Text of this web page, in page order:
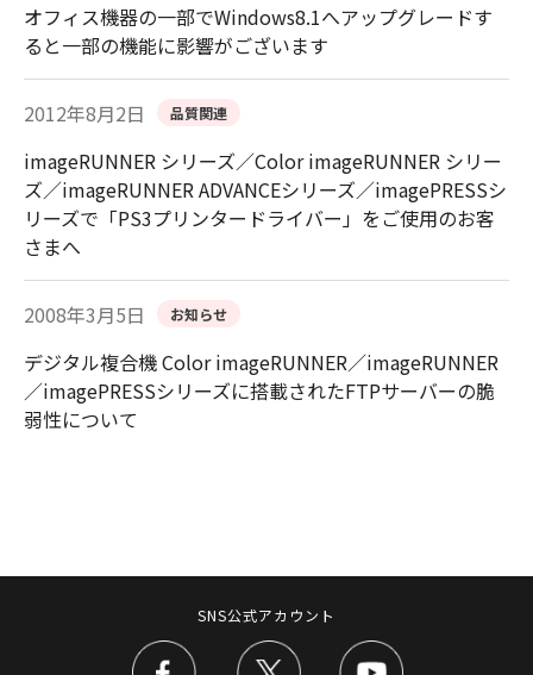
オフィス機器の一部でWindows8.1へアップグレードす
ると一部の機能に影響がございます
2012年8月2日 品質関連
imageRUNNER シリーズ／Color imageRUNNER シリー
ズ／imageRUNNER ADVANCEシリーズ／imagePRESSシ
リーズで「PS3プリンタードライバー」をご使用のお客
さまへ
2008年3月5日 お知らせ
デジタル複合機 Color imageRUNNER／imageRUNNER
／imagePRESSシリーズに搭載されたFTPサーバーの脆
弱性について
SNS公式アカウント